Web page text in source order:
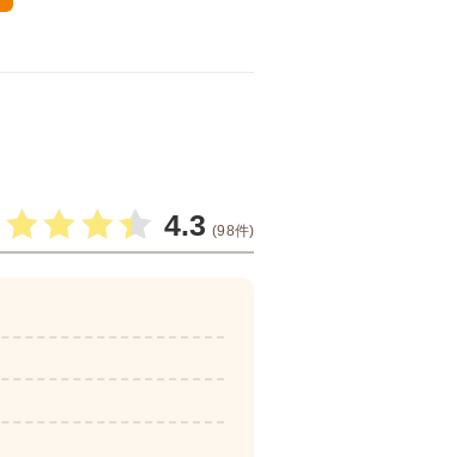
4.3 (98件)